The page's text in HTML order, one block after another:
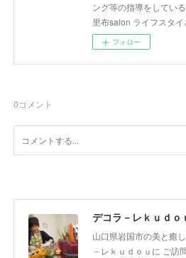
ング等の指導をしてい
里布salon ライフスタ
フォロー
0コメント
デコラ－レｋｕｄｏ
山口県岩国市の美と癒
－レｋｕｄｏｕに ご訪